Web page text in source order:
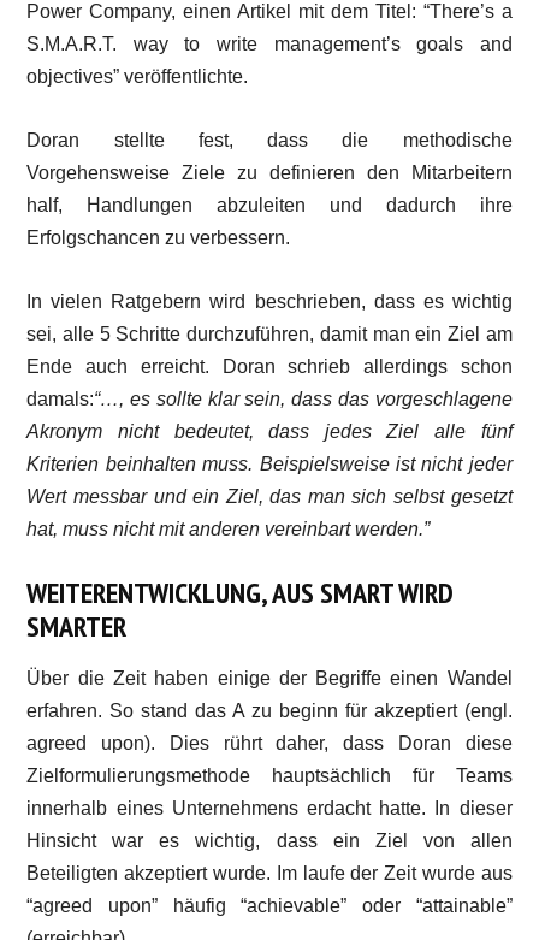
Power Company, einen Artikel mit dem Titel: “There’s a
S.M.A.R.T. way to write management’s goals and
objectives” veröffentlichte.
Doran stellte fest, dass die methodische
Vorgehensweise Ziele zu definieren den Mitarbeitern
half, Handlungen abzuleiten und dadurch ihre
Erfolgschancen zu verbessern.
In vielen Ratgebern wird beschrieben, dass es wichtig
sei, alle 5 Schritte durchzuführen, damit man ein Ziel am
Ende auch erreicht. Doran schrieb allerdings schon
damals:“…, es sollte klar sein, dass das vorgeschlagene
Akronym nicht bedeutet, dass jedes Ziel alle fünf
Kriterien beinhalten muss. Beispielsweise ist nicht jeder
Wert messbar und ein Ziel, das man sich selbst gesetzt
hat, muss nicht mit anderen vereinbart werden.”
WEITERENTWICKLUNG, AUS SMART WIRD
SMARTER
Über die Zeit haben einige der Begriffe einen Wandel
erfahren. So stand das A zu beginn für akzeptiert (engl.
agreed upon). Dies rührt daher, dass Doran diese
Zielformulierungsmethode hauptsächlich für Teams
innerhalb eines Unternehmens erdacht hatte. In dieser
Hinsicht war es wichtig, dass ein Ziel von allen
Beteiligten akzeptiert wurde. Im laufe der Zeit wurde aus
“agreed upon” häufig “achievable” oder “attainable”